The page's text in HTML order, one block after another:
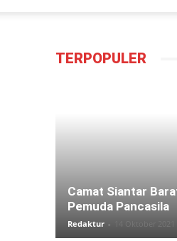
TERPOPULER
Camat Siantar
Pemuda Pancasila
Redaktur -